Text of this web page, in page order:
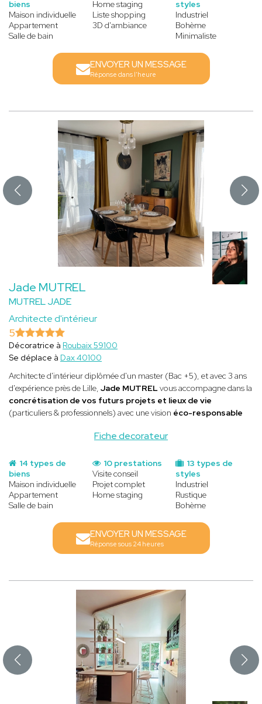
biens
Maison individuelle
Appartement
Salle de bain
styles
Industriel
Bohème
Minimaliste
Home staging
Liste shopping
3D d'ambiance
ENVOYER UN MESSAGE
Réponse dans l'heure
Jade MUTREL
MUTREL JADE
Architecte d'intérieur
Fiche decorateur
5
Décoratrice à Roubaix 59100
Se déplace à Dax 40100
Architecte d'intérieur diplômée d'un master (Bac +5), et avec 3 ans
d'expérience près de Lille, Jade MUTRELvous accompagne dans la
concrétisation de vos futurs projets et lieux de vie
(particuliers & professionnels) avec une vision éco-responsable
14 types de
biens
Maison individuelle
Appartement
Salle de bain
13 types de
styles
Industriel
Rustique
Bohème
10 prestations
Visite conseil
Projet complet
Home staging
ENVOYER UN MESSAGE
Réponse sous 24 heures